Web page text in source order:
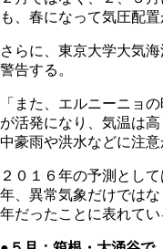
も、春になって気圧配
さらに、東京大学大気
警告する。
「また、エルニーニョ
が活発になり、気温は
中豪雨や洪水などに注意
２０１６年の予測とし
年、異常気象だけでは
年だったことに表れてい